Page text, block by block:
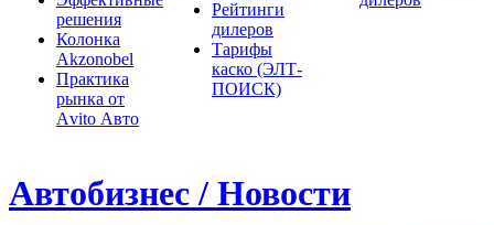
решения
Колонка
Akzonobel
Практика
рынка от
Аvito Авто
Рейтинги
дилеров
Тарифы
каско (ЭЛТ-
ПОИСК)
Автобизнес / Новости